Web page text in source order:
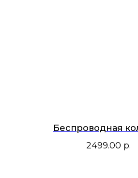
Беспроводная
2499.00 р.